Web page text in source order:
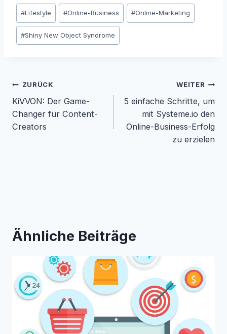
Schlagworte:
#Lifestyle #Online-Business #Online-Marketing
#Shiny New Object Syndrome
Beitragsnavigation
ZURÜCK
KiVVON: Der Game-
Changer für Content-
Creators
WEITER
5 einfache Schritte, um
mit Systeme.io den
Online-Business-Erfolg
zu erzielen
Ähnliche Beiträge